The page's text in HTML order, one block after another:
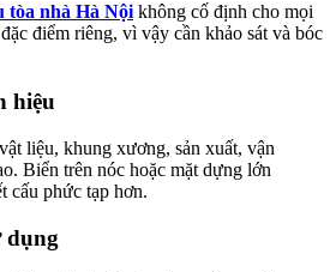
tòa nhà Hà Nội không cố định cho mọi
điểm riêng, vì vậy cần khảo sát và bóc
hiệu
liệu, khung xương, sản xuất, vận
Biển trên nóc hoặc mặt dựng lớn
cấu phức tạp hơn.
dụng